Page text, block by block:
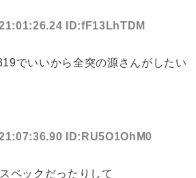
ID:fF13LhTDM
でいいから全突の源さんがしたい
ID:RU5O1OhM0
ペックだったりして